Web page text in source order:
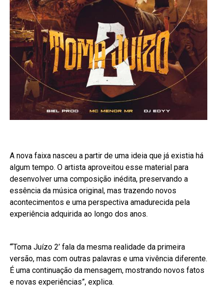
A nova faixa nasceu a partir de uma ideia que já existia há
algum tempo. O artista aproveitou esse material para
desenvolver uma composição inédita, preservando a
essência da música original, mas trazendo novos
acontecimentos e uma perspectiva amadurecida pela
experiência adquirida ao longo dos anos.
“‘Toma Juízo 2’ fala da mesma realidade da primeira
versão, mas com outras palavras e uma vivência diferente.
É uma continuação da mensagem, mostrando novos fatos
e novas experiências”, explica.